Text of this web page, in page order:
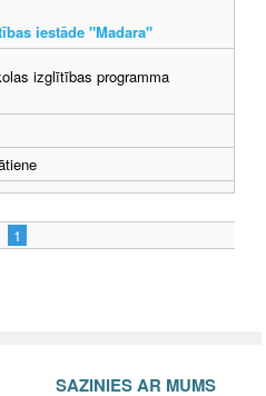
iestāde "Madara"
izglītības programma
1
SAZINIES AR MUMS